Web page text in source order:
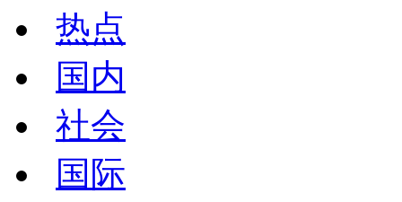
热点
国内
社会
国际